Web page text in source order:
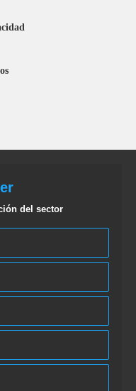
del sector